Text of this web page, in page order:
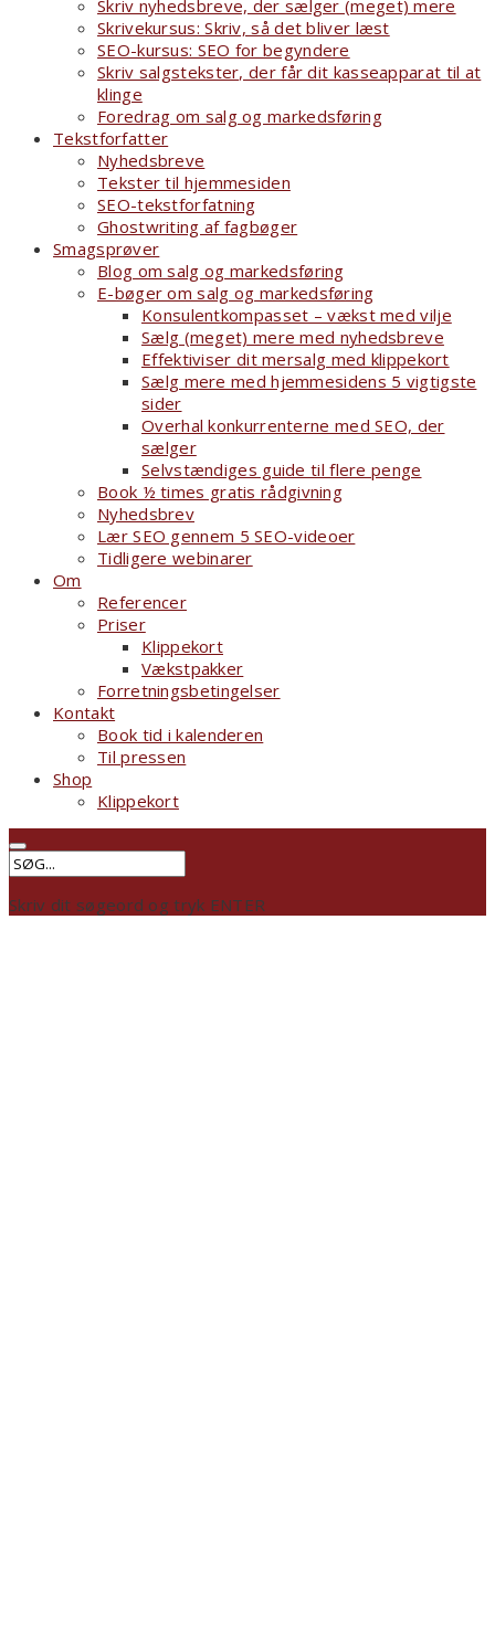
Skriv nyhedsbreve, der sælger (meget) mere
Skrivekursus: Skriv, så det bliver læst
SEO-kursus: SEO for begyndere
Skriv salgstekster, der får dit kasseapparat til at
klinge
Foredrag om salg og markedsføring
Tekstforfatter
Nyhedsbreve
Tekster til hjemmesiden
SEO-tekstforfatning
Ghostwriting af fagbøger
Smagsprøver
Blog om salg og markedsføring
E-bøger om salg og markedsføring
Konsulentkompasset – vækst med vilje
Sælg (meget) mere med nyhedsbreve
Effektiviser dit mersalg med klippekort
Sælg mere med hjemmesidens 5 vigtigste
sider
Overhal konkurrenterne med SEO, der
sælger
Selvstændiges guide til flere penge
Book ½ times gratis rådgivning
Nyhedsbrev
Lær SEO gennem 5 SEO-videoer
Tidligere webinarer
Om
Referencer
Priser
Klippekort
Vækstpakker
Forretningsbetingelser
Kontakt
Book tid i kalenderen
Til pressen
Shop
Klippekort
Skriv dit søgeord og tryk ENTER